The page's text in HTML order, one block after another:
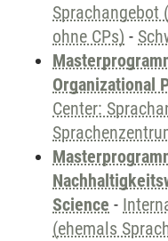
Sprachangebot
ohne CPs) -
Organizational
Center:
Science -
(ehemals